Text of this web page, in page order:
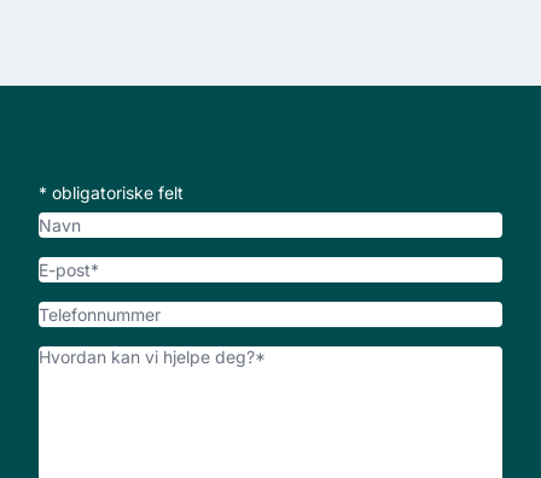
* obligatoriske felt
Navn
E-
Telefonnummer
Hvordan